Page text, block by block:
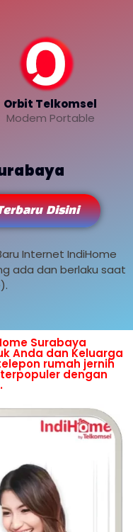
Orbit Telkomsel
Modem Portable
Disini
Internet IndiHome
ada dan berlaku saat
Surabaya
Anda dan Keluarga
rumah jernih
dengan